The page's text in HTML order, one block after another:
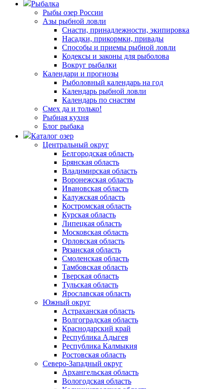
Рыбалка
Рыбы озер России
Азы рыбной ловли
Снасти, принадлежности, экипировка
Насадки, прикормки, привады
Способы и приемы рыбной ловли
Кодексы и законы для рыболова
Вокруг рыбалки
Календари и прогнозы
Рыболовный календарь на год
Календарь рыбной ловли
Календарь по снастям
Смех да и только!
Рыбная кухня
Блог рыбака
Каталог озер
Центральный округ
Белгородская область
Брянская область
Владимирская область
Воронежская область
Ивановская область
Калужская область
Костромская область
Курская область
Липецкая область
Московская область
Орловская область
Рязанская область
Смоленская область
Тамбовская область
Тверская область
Тульская область
Ярославская область
Южный округ
Астраханская область
Волгоградская область
Краснодарский край
Республика Адыгея
Республика Калмыкия
Ростовская область
Северо-Западный округ
Архангельская область
Вологодская область